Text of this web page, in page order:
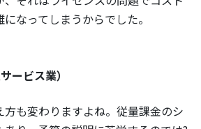
なってしまうからでした。
ービス業）
方も変わりますよね。従量課金のシ